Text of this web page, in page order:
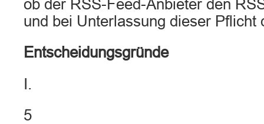
ob der RSS-Feed-Anbieter den
und bei Unterlassung dieser Pflicht
Entscheidungsgründe
I.
5